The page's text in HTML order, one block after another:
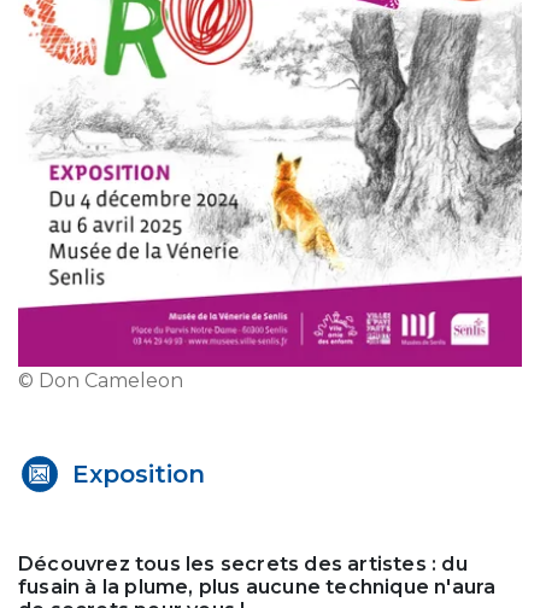
© Don Cameleon
Exposition
Découvrez tous les secrets des artistes : du
fusain à la plume, plus aucune technique n'aura